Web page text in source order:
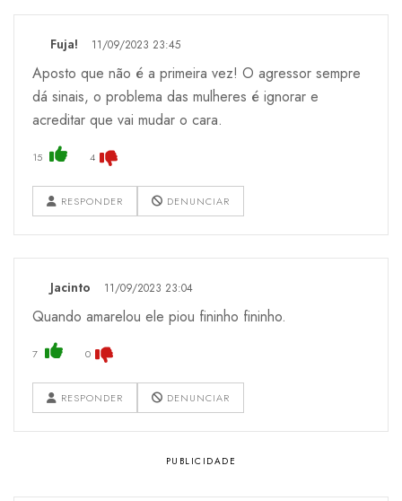
Fuja! 11/09/2023 23:45
Aposto que não é a primeira vez! O agressor sempre
dá sinais, o problema das mulheres é ignorar e
acreditar que vai mudar o cara.
15 4
RESPONDER DENUNCIAR
Jacinto 11/09/2023 23:04
Quando amarelou ele piou fininho fininho.
7 0
RESPONDER DENUNCIAR